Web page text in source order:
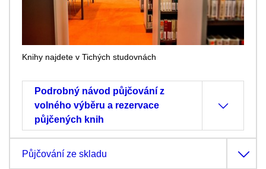
Knihy najdete v Tichých studovnách
Podrobný návod půjčování z
volného výběru a rezervace
půjčených knih
Půjčování ze skladu